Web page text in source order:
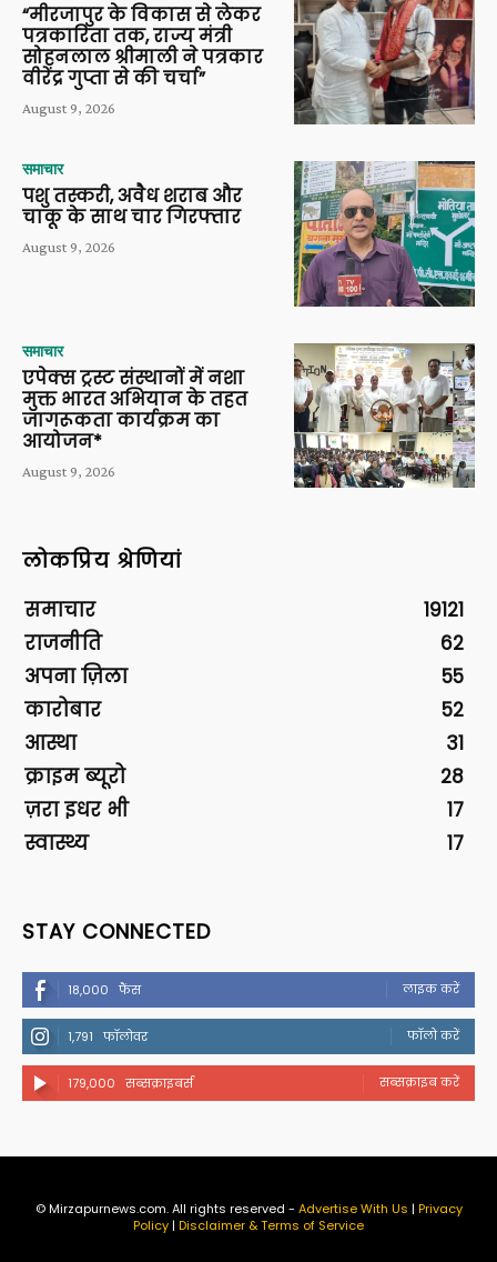
“मीरजापुर के विकास से लेकर
पत्रकारिता तक, राज्य मंत्री
सोहनलाल श्रीमाली ने पत्रकार
वीरेंद्र गुप्ता से की चर्चा”
August 9, 2026
समाचार
पशु तस्करी, अवैध शराब और
चाकू के साथ चार गिरफ्तार
August 9, 2026
समाचार
एपेक्स ट्रस्ट संस्थानों में नशा
मुक्त भारत अभियान के तहत
जागरूकता कार्यक्रम का
आयोजन*
August 9, 2026
लोकप्रिय श्रेणियां
समाचार
19121
राजनीति
62
अपना ज़िला
55
कारोबार
52
आस्था
31
क्राइम ब्यूरो
28
ज़रा इधर भी
17
स्वास्थ्य
17
STAY CONNECTED
18,000 फैंस लाइक करें
1,791 फॉलोवर फॉलो करें
179,000 सब्सक्राइबर्स सब्सक्राइब करें
© Mirzapurnews.com. All rights reserved - Advertise With Us | Privacy
Policy| Disclaimer & Terms of Service